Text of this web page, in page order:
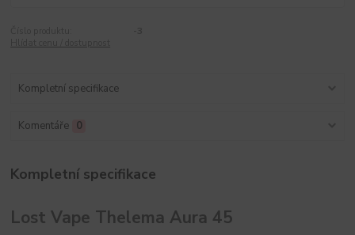
Kompletní specifikace
Komentáře 0
Kompletní specifikace
Lost Vape Thelema Aura 45